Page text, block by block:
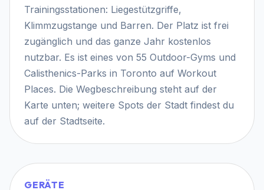
Trainingsstationen: Liegestützgriffe,
Klimmzugstange und Barren. Der Platz ist frei
zugänglich und das ganze Jahr kostenlos
nutzbar. Es ist eines von 55 Outdoor-Gyms und
Calisthenics-Parks in Toronto auf Workout
Places. Die Wegbeschreibung steht auf der
Karte unten; weitere Spots der Stadt findest du
auf der Stadtseite.
GERÄTE